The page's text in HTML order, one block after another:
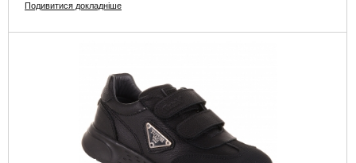
Подивитися докладніше